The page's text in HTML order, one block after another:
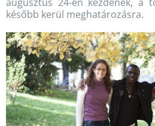
később kerül meghatározásra.